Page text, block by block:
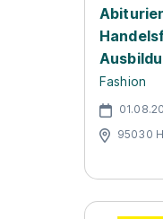
Fashion
95030